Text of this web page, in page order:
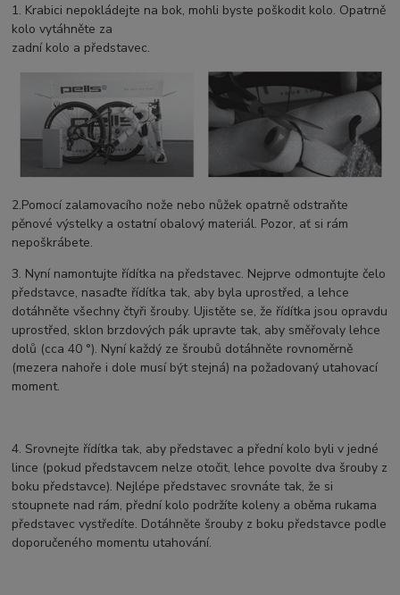
1. Krabici nepokládejte na bok, mohli byste poškodit kolo. Opatrně
kolo vytáhněte za
zadní kolo a představec.
2.Pomocí zalamovacího nože nebo nůžek opatrně odstraňte
pěnové výstelky a ostatní obalový materiál. Pozor, ať si rám
nepoškrábete.
3. Nyní namontujte řídítka na představec. Nejprve odmontujte čelo
představce, nasaďte řídítka tak, aby byla uprostřed, a lehce
dotáhněte všechny čtyři šrouby. Ujistěte se, že řídítka jsou opravdu
uprostřed, sklon brzdových pák upravte tak, aby směřovaly lehce
dolů (cca 40 °). Nyní každý ze šroubů dotáhněte rovnoměrně
(mezera nahoře i dole musí být stejná) na požadovaný utahovací
moment.
4. Srovnejte řídítka tak, aby představec a přední kolo byli v jedné
lince (pokud představcem nelze otočit, lehce povolte dva šrouby z
boku představce). Nejlépe představec srovnáte tak, že si
stoupnete nad rám, přední kolo podržíte koleny a oběma rukama
představec vystředíte. Dotáhněte šrouby z boku představce podle
doporučeného momentu utahování.